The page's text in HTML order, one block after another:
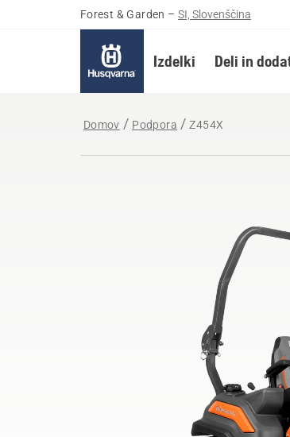
Forest & Garden – SI, Slovenščina
Izdelki Deli in
Domov Podpora Z454X